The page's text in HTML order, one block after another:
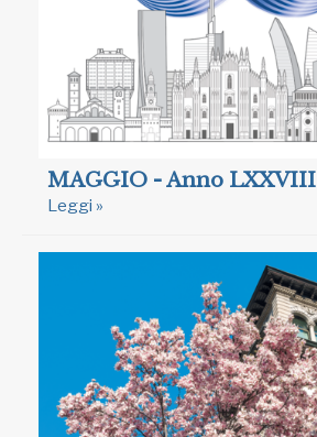
MAGGIO - Anno LXXVIII
Leggi »